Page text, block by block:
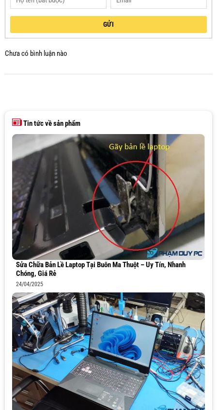
GỬI
Chưa có bình luận nào
Tin tức về sản phẩm
Sửa Chữa Bản Lề Laptop Tại Buôn Ma Thuột – Uy Tín, Nhanh
Chóng, Giá Rẻ
24/04/2025